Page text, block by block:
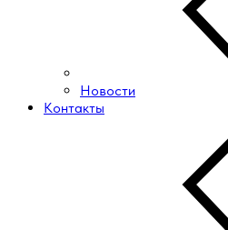
Новости
Контакты